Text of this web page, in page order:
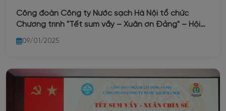
Công đoàn Công ty Nước sạch Hà Nội tổ chức
Chương trình "Tết sum vầy – Xuân ơn Đảng" – Hội
nghị Tổng kết hoạt động Công đoàn năm 2024 và
nội dung phương hướng hoạt động trọng tâm năm
09/01/2025